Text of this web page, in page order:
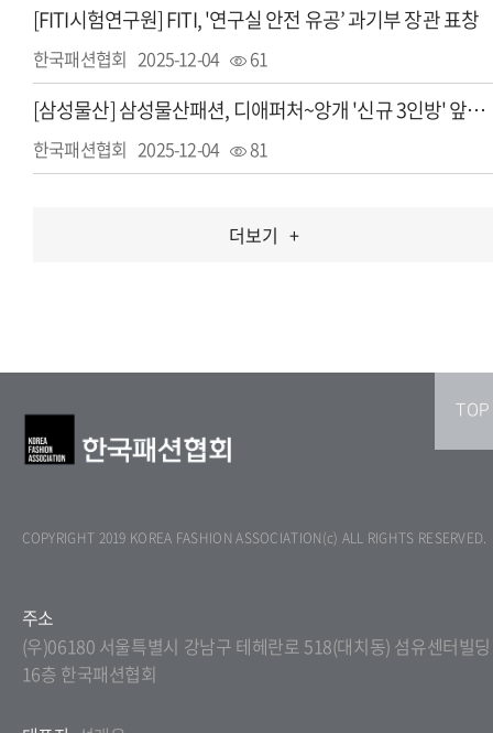
[FITI시험연구원] FITI, '연구실 안전 유공’ 과기부 장관 표창
한국패션협회 2025-12-04 61
[삼성물산] 삼성물산패션, 디애퍼처~앙개 '신규 3인방' 앞세워 Z세대 정조준
한국패션협회 2025-12-04 81
더보기 +
COPYRIGHT 2019 KOREA FASHION ASSOCIATION(c) ALL RIGHTS RESERVED.
주소
(우)06180 서울특별시 강남구 테헤란로 518(대치동) 섬유센터빌딩
16층 한국패션협회
TOP